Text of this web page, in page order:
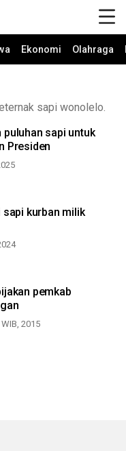
Ekonomi Olahraga
sapi wonolelo.
sapi untuk
Presiden
kurban milik
pemkab
2015